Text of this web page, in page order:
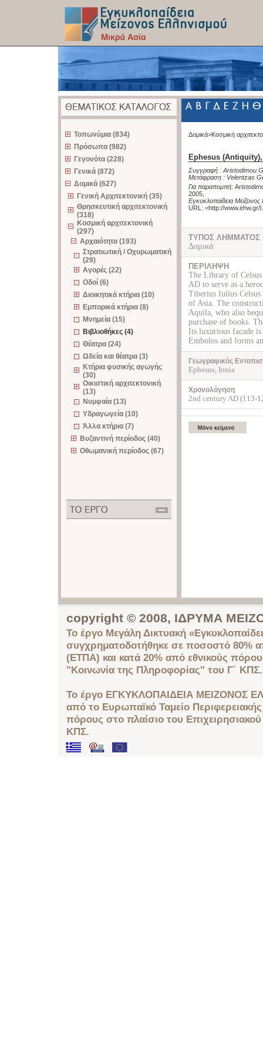
Τοπωνύμια (834)
Πρόσωπα (982)
Γεγονότα (228)
Γενικά (872)
Δομικά (627)
Γενική Αρχιτεκτονική (35)
Θρησκευτική αρχιτεκτονική
(318)
Κοσμική αρχιτεκτονική
(297)
Αρχαιότητα (193)
Στρατιωτική / Οχυρωματική
(29)
Αγορές (22)
Οδοί (6)
Διοικητικά κτήρια (10)
Εμπορικά κτήρια (8)
Μνημεία (15)
Βιβλιοθήκες (4)
Θέατρα (24)
Ωδεία και θέατρα (3)
Κτήρια φυσικής αγωγής
(30)
Οικιστική αρχιτεκτονική
(13)
Νυμφαία (13)
Υδραγωγεία (10)
Άλλα κτήρια (7)
Βυζαντινή περίοδος (40)
Οθωμανική περίοδος (67)
Δομικά>Κοσμική
Ephesus
Συγγραφή : Aristodimou
Μετάφραση : Velentzas
Για παραπομπή:
2005
Εγκυκλοπαίδεια
URL: <http://www.ehw.gr/
ΤΥΠΟΣ ΛΗΜΜΑΤΟΣ
Δομικά
ΠΕΡΙΛΗΨΗ
The Library of
AD to serve as a
Tiberius Iulius Celsus
of Asia. The
Aquila, who also
purchase of books.
Its luxurious facade
Embolos and forms
Γεωγραφικός
Ephesus, Ionia
Χρονολόγηση
2nd century AD (113-
copyright © 2008, ΙΔΡΥΜΑ
Το έργο Μεγάλη Δικτυακή
συγχρηματοδοτήθηκε σε ποσοστό 80%
(ΕΤΠΑ) και κατά 20% από εθνικούς
"Κοινωνία της Πληροφορίας" του Γ΄ ΚΠΣ.
Το έργο ΕΓΚΥΚΛΟΠΑΙΔΕΙΑ ΜΕΙΖΟΝΟΣ
από το Ευρωπαϊκό Ταμείο
πόρους στο πλαίσιο του
ΚΠΣ.